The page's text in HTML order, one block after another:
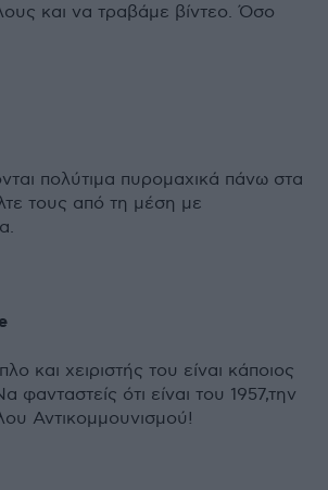
και να τραβάμε βίντεο. Όσο
πολύτιμα πυρομαχικά πάνω στα
τους από τη μέση με
και χειριστής του είναι κάποιος
φανταστείς ότι είναι του 1957,την
Αντικομμουνισμού!